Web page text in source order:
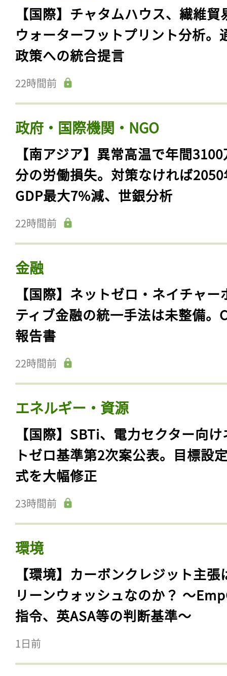
【国際】チャタムハウス、繊維貿
ウォーターフットプリント分析。
政策への統合提言
22時間前
政府・国際機関・NGO
【南アジア】異常高温で年間
分の労働損失。対策なければ
GDP最大7%減、世銀分析
22時間前
金融
【国際】ネットゼロ・ネイチャー
ティブ金融の統一手法は未整備。
報告書
22時間前
エネルギー・資源
【国際】SBTi、電力セクター向
トゼロ基準第2次案公表。目標設
式を大幅修正
23時間前
環境
【環境】カーボンクレジット主張
リーンウォッシュなのか？ 〜
指令、英ASA等の判断基準〜
1日前